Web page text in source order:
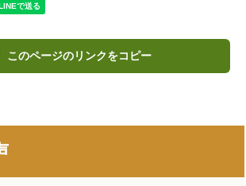
このページのリンクをコピー